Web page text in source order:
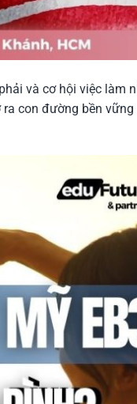
và cơ hội việc làm
con đường bền vững